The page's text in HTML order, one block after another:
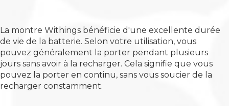
La montre Withings bénéficie d'une excellente durée
de vie de la batterie. Selon votre utilisation, vous
pouvez généralement la porter pendant plusieurs
jours sans avoir à la recharger. Cela signifie que vous
pouvez la porter en continu, sans vous soucier de la
recharger constamment.